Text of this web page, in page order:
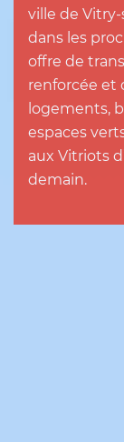
ville de
dans les
offre de
renforcée et
logements,
espaces
aux Vitriots
demain.